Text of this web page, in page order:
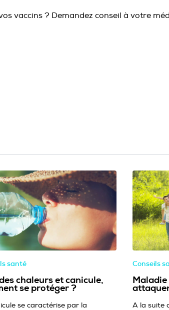
vaccins ? Demandez conseil à votre
santé
chaleurs et canicule,
se protéger ?
se caractérise par la
Conseils
Maladie
A la suite